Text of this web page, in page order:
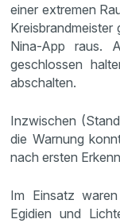
einer extremen
Kreisbrandmeister
Nina-App raus.
geschlossen
abschalten.
Inzwischen
die Warnung
nach ersten
Im Einsatz
Egidien und